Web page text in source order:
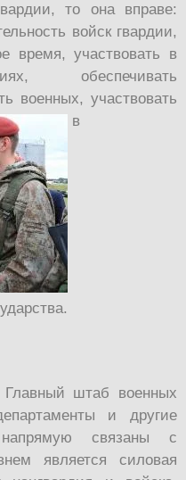
то она вправе:
войск гвардии,
время, участвовать в
обеспечивать
военных, участвовать
в
штаб военных
и другие
напрямую связаны с
является силовая